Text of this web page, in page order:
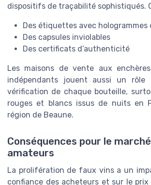
dispositifs de traçabilité sophistiqués.
Des étiquettes avec hologrammes
Des capsules inviolables
Des certificats d’authenticité
Les maisons de vente aux
indépendants jouent aussi un rôle
vérification de chaque bouteille,
rouges et blancs issus de nuits en
région de Beaune.
Conséquences pour le
amateurs
La prolifération de faux vins a un
confiance des acheteurs et sur le